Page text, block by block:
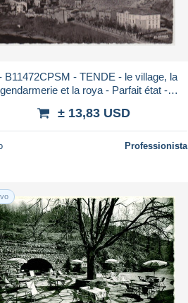
B11472CPSM - TENDE - le village, la
gendarmerie et la roya - Parfait état -
± 13,83 USD
Professionista